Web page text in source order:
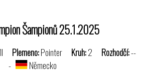
Šampionů 25.1.2025
Plemeno:Pointer Kruh:2 Rozhodčí:--
-
Německo